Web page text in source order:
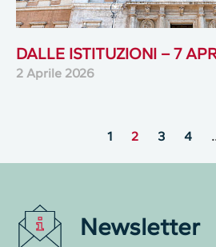
DALLE ISTITUZIONI – 7
2 Aprile 2026
1 2 3 4
Newsletter